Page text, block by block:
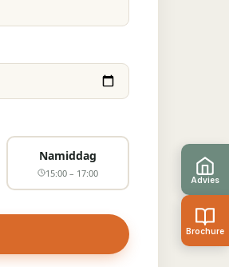
Namiddag
15:00 – 17:00